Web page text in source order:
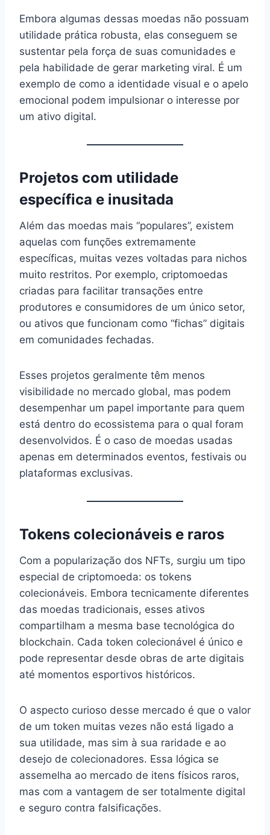
Embora algumas dessas moedas não possuam
utilidade prática robusta, elas conseguem se
sustentar pela força de suas comunidades e
pela habilidade de gerar marketing viral. É um
exemplo de como a identidade visual e o apelo
emocional podem impulsionar o interesse por
um ativo digital.
Projetos com utilidade
específica e inusitada
Além das moedas mais “populares”, existem
aquelas com funções extremamente
específicas, muitas vezes voltadas para nichos
muito restritos. Por exemplo, criptomoedas
criadas para facilitar transações entre
produtores e consumidores de um único setor,
ou ativos que funcionam como “fichas” digitais
em comunidades fechadas.
Esses projetos geralmente têm menos
visibilidade no mercado global, mas podem
desempenhar um papel importante para quem
está dentro do ecossistema para o qual foram
desenvolvidos. É o caso de moedas usadas
apenas em determinados eventos, festivais ou
plataformas exclusivas.
Tokens colecionáveis e raros
Com a popularização dos NFTs, surgiu um tipo
especial de criptomoeda: os tokens
colecionáveis. Embora tecnicamente diferentes
das moedas tradicionais, esses ativos
compartilham a mesma base tecnológica do
blockchain. Cada token colecionável é único e
pode representar desde obras de arte digitais
até momentos esportivos históricos.
O aspecto curioso desse mercado é que o valor
de um token muitas vezes não está ligado a
sua utilidade, mas sim à sua raridade e ao
desejo de colecionadores. Essa lógica se
assemelha ao mercado de itens físicos raros,
mas com a vantagem de ser totalmente digital
e seguro contra falsificações.